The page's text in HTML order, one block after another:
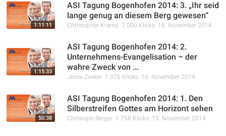
1:11:11
ASI Tagung Bogenhofen 2014: 3. „Ihr seid
lange genug an diesem Berg gewesen“
Christopher Kramp 2.000 Klicks 16. November 2014
1:15:33
ASI Tagung Bogenhofen 2014: 2.
Unternehmens-Evangelisation – der
wahre Zweck von ...
Jesse Zwiker 1.076 Klicks 16. November 2014
50:38
ASI Tagung Bogenhofen 2014: 1. Den
Silberstreifen Gottes am Horizont sehen
Christoph Berger 1.758 Klicks 15. November 2014